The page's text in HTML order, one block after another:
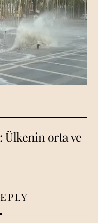
Ülkenin orta ve